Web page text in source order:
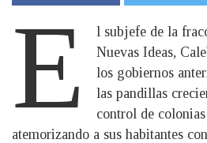
E
l subjefe de la
Nuevas Ideas,
los gobiernos
las pandillas
control de
atemorizando a sus habitantes